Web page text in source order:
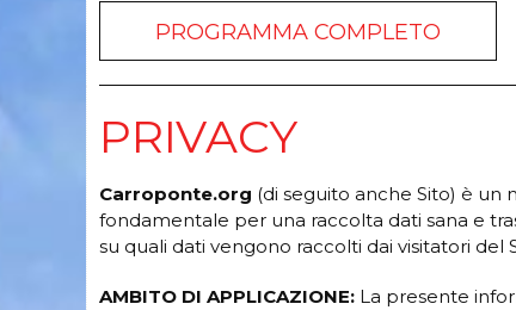
PROGRAMMA COMPLETO
PRIVACY
Carroponte.org (di seguito anche Sito) è un
fondamentale per una raccolta dati sana e
su quali dati vengono raccolti dai visitatori
AMBITO DI APPLICAZIONE: La presente